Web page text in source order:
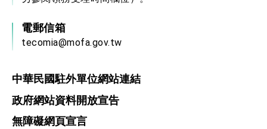
電郵信箱
tecomia@mofa.gov.tw
中華民國駐外單位網站連結
政府網站資料開放宣告
無障礙網頁宣言